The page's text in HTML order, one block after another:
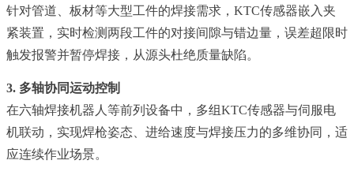
针对管道、板材等大型工件的焊接需求，KTC传感器嵌入夹
紧装置，实时检测两段工件的对接间隙与错边量，误差超限时
触发报警并暂停焊接，从源头杜绝质量缺陷。
3. 多轴协同运动控制
在六轴焊接机器人等前列设备中，多组KTC传感器与伺服电
机联动，实现焊枪姿态、进给速度与焊接压力的多维协同，适
应连续作业场景。